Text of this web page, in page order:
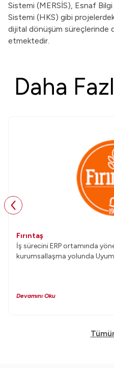
Sistemi (MERSİS), Esnaf
Sistemi (HKS) gibi
dijital dönüşüm süreçlerinde
etmektedir.
Daha
Fırıntaş
İş sürecini ERP ortamında
kurumsallaşma yolunda
Devamını Oku